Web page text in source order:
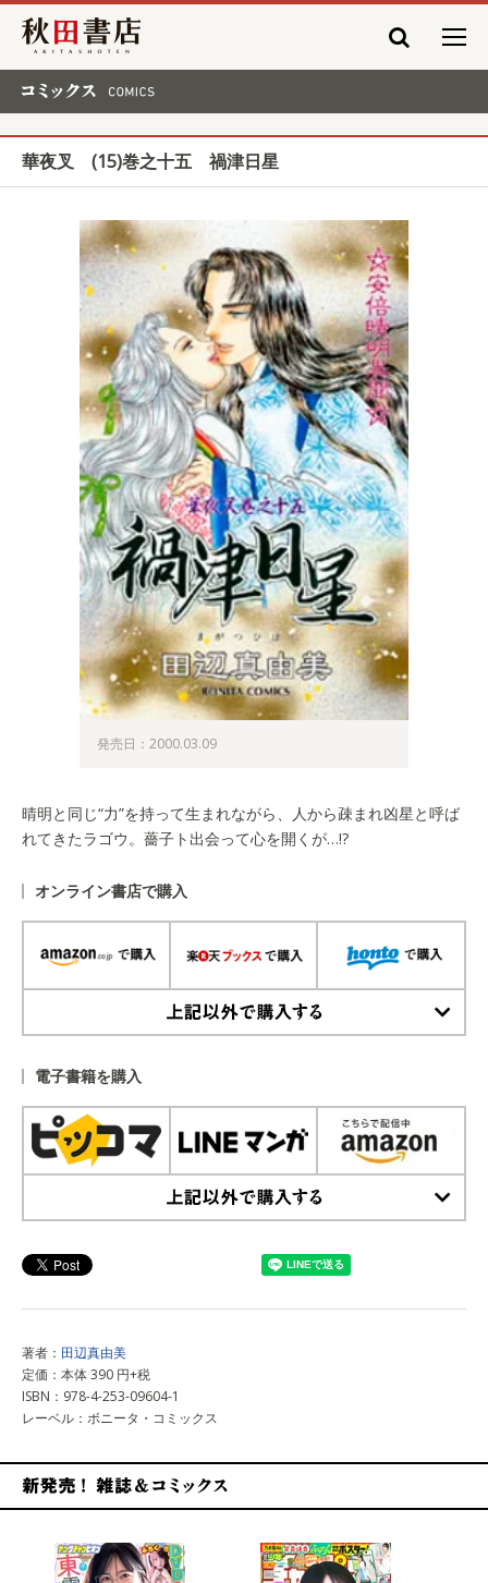
秋田書店
華夜叉 (15)巻之十五 禍津日星
発売日：2000.03.09
晴明と同じ“力”を持って生まれながら、人から疎まれ凶星と呼ば
れてきたラゴウ。薔子ト出会って心を開くが…!?
オンライン書店で購入
電子書籍を購入
著者： 田辺真由美
定価：本体 390 円+税
ISBN：978-4-253-09604-1
レーベル：ボニータ・コミックス